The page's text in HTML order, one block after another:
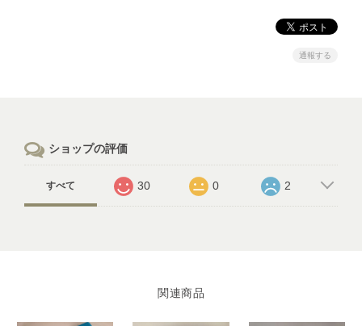
通報する
ショップの評価
すべて 30 0 2
関連商品